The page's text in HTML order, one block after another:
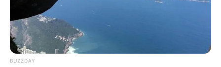
BUZZDAY